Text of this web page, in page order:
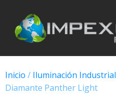
Inicio / Iluminación Industrial
Diamante Panther Light